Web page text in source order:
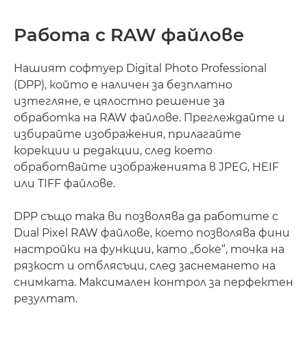
Работа с RAW файлове
Нашият софтуер Digital Photo Professional
(DPP), който е наличен за безплатно
изтегляне, е цялостно решение за
обработка на RAW файлове. Преглеждайте и
избирайте изображения, прилагайте
корекции и редакции, след което
обработвайте изображенията в JPEG, HEIF
или TIFF файлове.
DPP също така ви позволява да работите с
Dual Pixel RAW файлове, което позволява фини
настройки на функции, като „боке“, точка на
рязкост и отблясъци, след заснемането на
снимката. Максимален контрол за перфектен
резултат.